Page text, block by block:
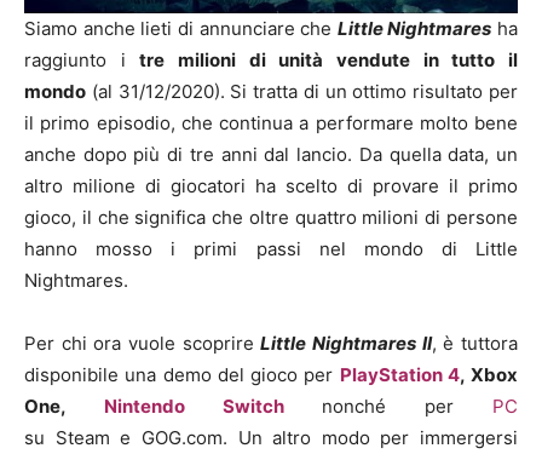
Siamo anche lieti di annunciare che Little Nightmares ha
raggiunto itre milioni di unità vendute in tutto il
mondo (al 31/12/2020). Si tratta di un ottimo risultato per
il primo episodio, che continua a performare molto bene
anche dopo più di tre anni dal lancio. Da quella data, un
altro milione di giocatori ha scelto di provare il primo
gioco, il che significa che oltre quattro milioni di persone
hanno mosso i primi passi nel mondo di Little
Nightmares.
Per chi ora vuole scoprireLittle Nightmares II, è tuttora
disponibile una demo del gioco per PlayStation 4, Xbox
One, Nintendo Switchnonché per PC
su Steam e GOG.com. Un altro modo per immergersi